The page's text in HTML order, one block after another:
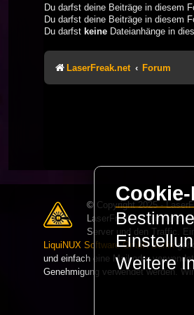
Du darfst deine Beiträge in diesem
Du darfst deine Beiträge in diesem
Du darfst keine Dateianhänge in
LaserFreak.net Forum
© Copyright 2025 -
LaserFreak ist ein freies
Server und den Traffic.
LiquiNUX Software GmbH Berlin
und einfach eine Mail oder
Genehmigung verwendet werden.
Weitere